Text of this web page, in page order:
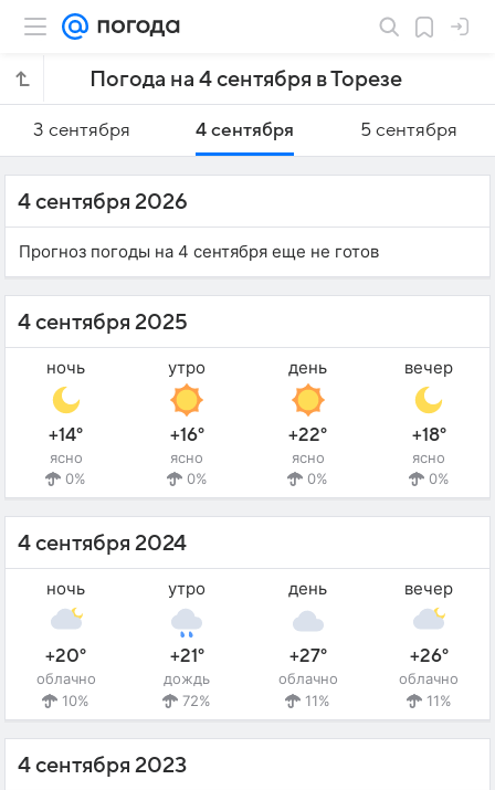
Погода на 4 сентября в Торезе
3 сентября 4 сентября 5 сентября
4 сентября 2026
Прогноз погоды на 4 сентября еще не готов
4 сентября 2025
ночь
+14°
ясно
0%
утро
+16°
ясно
0%
день
+22°
ясно
0%
вечер
+18°
ясно
0%
4 сентября 2024
ночь
+20°
облачно
10%
утро
+21°
дождь
72%
день
+27°
облачно
11%
вечер
+26°
облачно
11%
4 сентября 2023